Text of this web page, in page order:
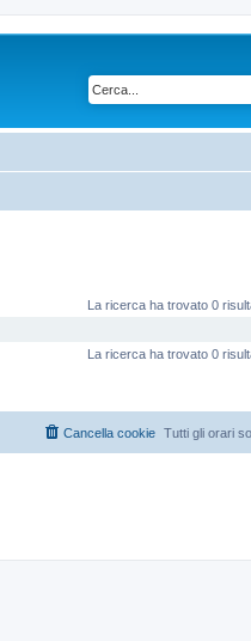
La ricerca ha trovato 0
La ricerca ha trovato 0
Tutti gli orari
Cancella cookie